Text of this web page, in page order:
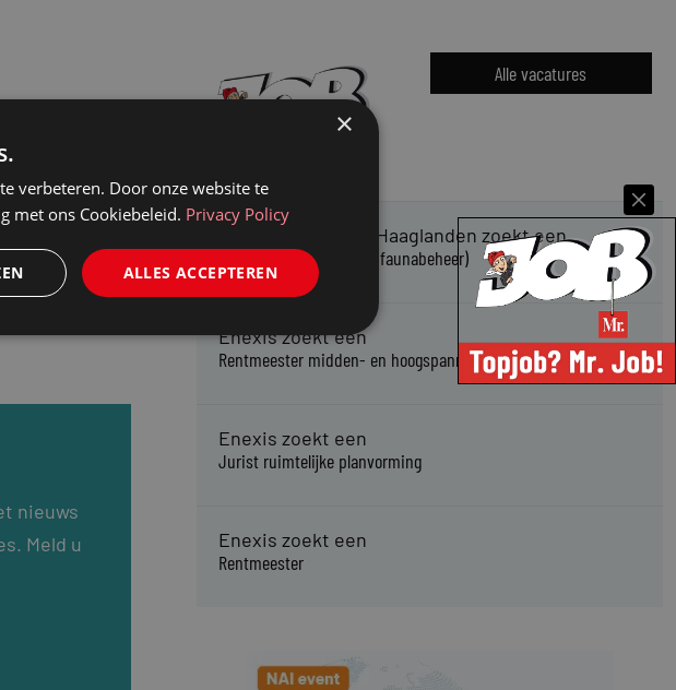
nieuws
Meld u
Alle vacatures
Omgevingsdienst Haaglanden zoekt een
Jurist Omgevingsrecht (faunabeheer)
Enexis zoekt een
Rentmeester midden- en hoogspanning
Enexis zoekt een
Jurist ruimtelijke planvorming
Enexis zoekt een
Rentmeester
×
verbeteren. Door onze website te
met ons Cookiebeleid. Privacy Policy
ALLES ACCEPTEREN